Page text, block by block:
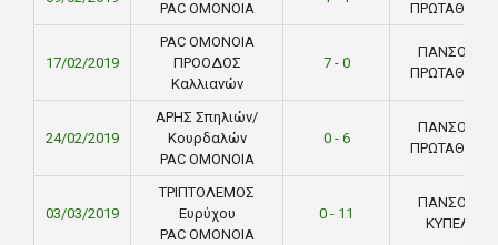
PAC ΟΜΟΝΟΙΑ
17/02/2019
PAC ΟΜΟΝΟΙΑ
ΠΡΟΟΔΟΣ
Καλλιανών
7 - 0
ΠΑΝΣΟΛΕΙΟ
24/02/2019
ΑΡΗΣ Σπηλιών/
Κουρδαλών
PAC ΟΜΟΝΟΙΑ
0 - 6
ΠΑΝΣΟΛΕΙΟ
03/03/2019
ΤΡΙΠΤΟΛΕΜΟΣ
Ευρύχου
PAC ΟΜΟΝΟΙΑ
0 - 11
ΠΑΝΣΟΛΕΙΟ
ΚΥΠΕΛΛΟ